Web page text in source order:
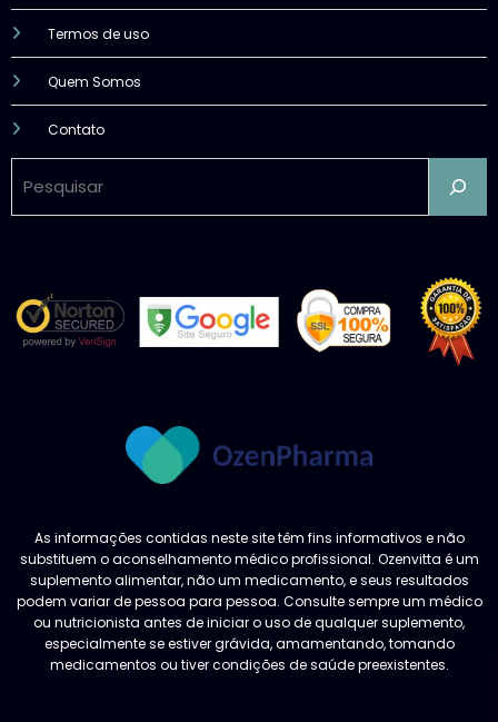
Termos de uso
Quem Somos
Contato
As informações contidas neste site têm fins informativos e não
substituem o aconselhamento médico profissional. Ozenvitta é um
suplemento alimentar, não um medicamento, e seus resultados
podem variar de pessoa para pessoa. Consulte sempre um médico
ou nutricionista antes de iniciar o uso de qualquer suplemento,
especialmente se estiver grávida, amamentando, tomando
medicamentos ou tiver condições de saúde preexistentes.